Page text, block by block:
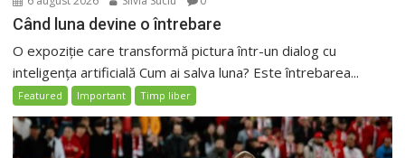
Când luna devine o întrebare
O expoziție care transformă pictura într-un dialog cu
inteligența artificială Cum ai salva luna? Este întrebarea...
Featured Important Timp liber